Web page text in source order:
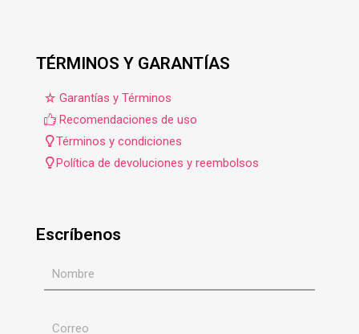
TÉRMINOS Y GARANTÍAS
Garantías y Términos
Recomendaciones de uso
Términos y condiciones
Política de devoluciones y reembolsos
Escríbenos